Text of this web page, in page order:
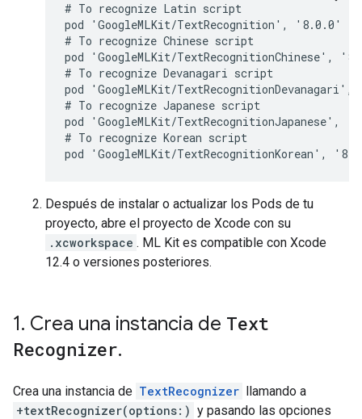
# To recognize Latin script
pod 'GoogleMLKit/TextRecognition', '8.0.0'
# To recognize Chinese script
pod 'GoogleMLKit/TextRecognitionChinese',
# To recognize Devanagari script
pod 'GoogleMLKit/
# To recognize Japanese script
pod 'GoogleMLKit/TextRecognitionJapanese',
# To recognize Korean script
Después de instalar o actualizar los Pods de tu
proyecto, abre el proyecto de Xcode con su
.xcworkspace . ML Kit es compatible con Xcode
12.4 o versiones posteriores.
1. Crea una instancia de Text
Recognizer.
Crea una instancia de TextRecognizer llamando a
+textRecognizer(options:) y pasando las opciones